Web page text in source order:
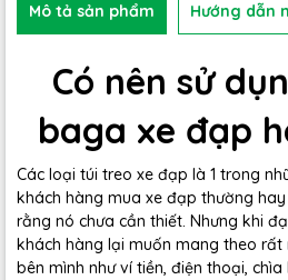
Mô tả sản phẩm Hướng dẫn
Có nên sử
baga xe đạp
Các loại túi treo xe đạp là 1 trong
khách hàng mua xe đạp thường
rằng nó chưa cần thiết. Nhưng khi
khách hàng lại muốn mang theo rất
bên mình như ví tiền, điện thoại,